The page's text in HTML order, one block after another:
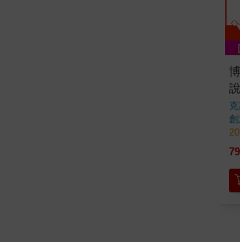
創
79